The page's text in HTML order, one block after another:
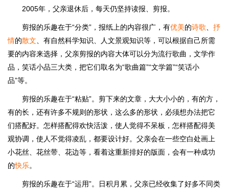
2005年，父亲退休后，每天仍坚持读报、剪报。
剪报的乐趣在于“分类”，报纸上的内容很广，有优美的诗歌
抒
情的散文 、有自然科学知识、人文景观知识等，可以根据自己所需
要的内容来选择，父亲剪报的内容大体可以分为流行歌曲，文学作
品，笑话小品三大类，把它们取名为“歌曲篇”“文学篇”“笑话小
品”等。
剪报的乐趣在于“粘贴”。剪下来的文章，大大小小的，有的方，
有的长，还有许多不规则的形状，这么多的形状，必须想办法把它
们搭配好。怎样搭配得欢快活泼，使人觉得不呆板，怎样搭配得美
观协调，使人不觉得凌乱，都要设计好。父亲会在一些空白处画上
小花丝、花丝带、花边等，看着这重新排好的版面，会有一种成功
的快乐。
剪报的乐趣在于“运用”。日积月累，父亲已经收集了好多不同类